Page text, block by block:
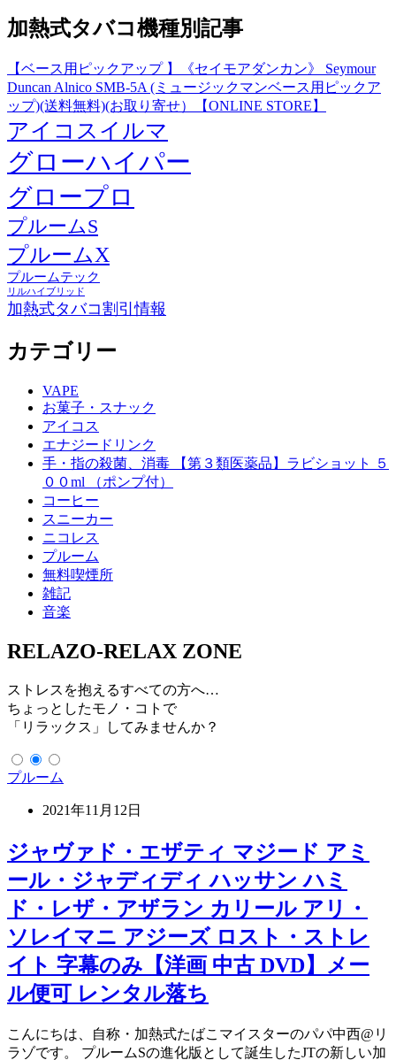
加熱式タバコ機種別記事
【ベース用ピックアップ 】《セイモアダンカン》 Seymour
Duncan Alnico SMB-5A (ミュージックマンベース用ピックア
ップ)(送料無料)(お取り寄せ）【ONLINE STORE】
アイコスイルマ
グローハイパー
グロープロ
プルームS
プルームX
プルームテック
リルハイブリッド
加熱式タバコ割引情報
カテゴリー
VAPE
お菓子・スナック
アイコス
エナジードリンク
手・指の殺菌、消毒 【第３類医薬品】ラビショット ５
００ml （ポンプ付）
コーヒー
スニーカー
ニコレス
プルーム
無料喫煙所
雑記
音楽
RELAZO-RELAX ZONE
ストレスを抱えるすべての方へ…
ちょっとしたモノ・コトで
「リラックス」してみませんか？
プルーム
2021年11月12日
ジャヴァド・エザティ マジード アミ
ール・ジャディディ ハッサン ハミ
ド・レザ・アザラン カリール アリ・
ソレイマニ アジーズ ロスト・ストレ
イト 字幕のみ【洋画 中古 DVD】メー
ル便可 レンタル落ち
こんにちは、自称・加熱式たばこマイスターのパパ中西@リ
ラゾです。 プルームSの進化版として誕生したJTの新しい加